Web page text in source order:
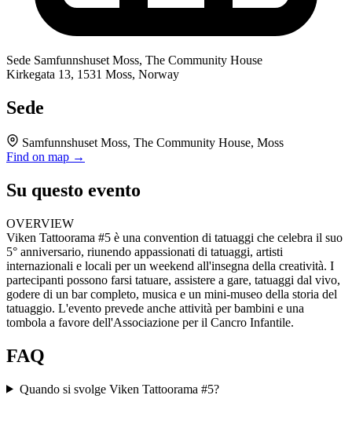
Sede Samfunnshuset Moss, The Community House
Kirkegata 13, 1531 Moss, Norway
Sede
Samfunnshuset Moss, The Community House, Moss
Find on map →
Su questo evento
OVERVIEW
Viken Tattoorama #5 è una convention di tatuaggi che celebra il suo
5° anniversario, riunendo appassionati di tatuaggi, artisti
internazionali e locali per un weekend all'insegna della creatività. I
partecipanti possono farsi tatuare, assistere a gare, tatuaggi dal vivo,
godere di un bar completo, musica e un mini-museo della storia del
tatuaggio. L'evento prevede anche attività per bambini e una
tombola a favore dell'Associazione per il Cancro Infantile.
FAQ
Quando si svolge Viken Tattoorama #5?